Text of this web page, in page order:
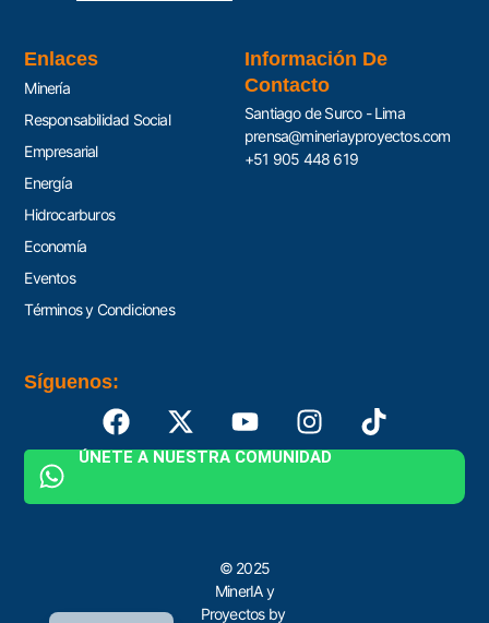
Enlaces
Minería
Responsabilidad Social
Empresarial
Energía
Hidrocarburos
Economía
Eventos
Términos y Condiciones
Información De
Contacto
Santiago de Surco - Lima
prensa@mineriayproyectos.com
+51 905 448 619
Síguenos:
ÚNETE A NUESTRA COMUNIDAD
© 2025
MinerIA y
Proyectos by